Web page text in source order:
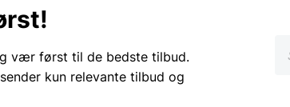
vær først til de bedste tilbud.
kun relevante tilbud og